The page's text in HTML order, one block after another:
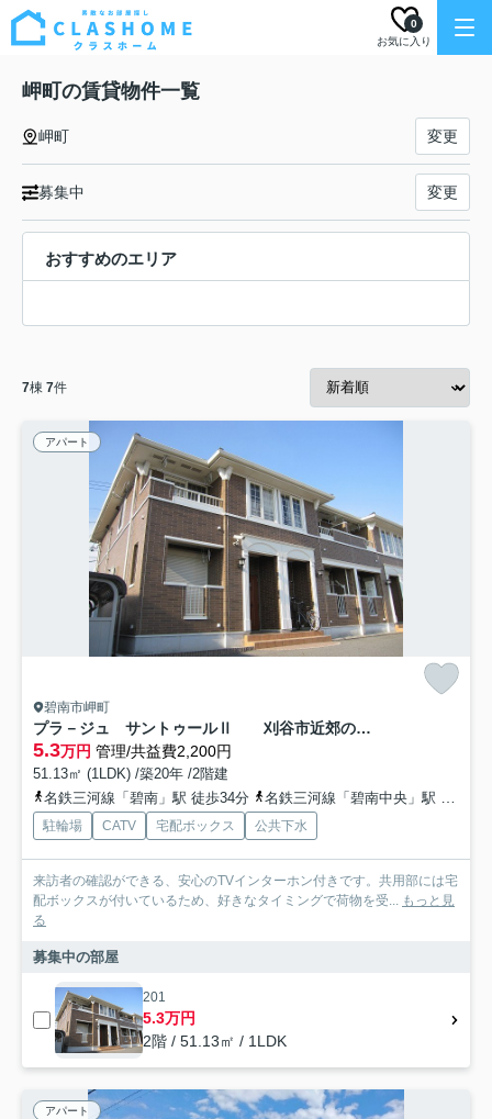
お気に入り
0
岬町の賃貸物件一覧
岬町 変更
募集中 変更
おすすめのエリア
7棟 7件
アパート
碧南市岬町
プラ－ジュ サントゥールⅡ 刈谷市近郊の賃貸はクラスホーム刈谷店
5.3万円 管理/共益費2,200円
51.13㎡ (1LDK) /築20年 /2階建
名鉄三河線「碧南」駅 徒歩34分
名鉄三河線「碧南中央」駅 徒歩60分
駐輪場 CATV 宅配ボックス 公共下水
来訪者の確認ができる、安心のTVインターホン付きです。共用部には宅
配ボックスが付いているため、好きなタイミングで荷物を受... もっと見
る
募集中の部屋
201
5.3万円
2階 / 51.13㎡ / 1LDK
アパート